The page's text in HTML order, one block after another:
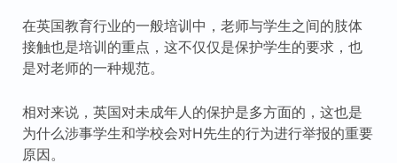
在英国教育行业的一般培训中，老师与学生之间的肢体
接触也是培训的重点，这不仅仅是保护学生的要求，也
是对老师的一种规范。
相对来说，英国对未成年人的保护是多方面的，这也是
为什么涉事学生和学校会对H先生的行为进行举报的重要
原因。